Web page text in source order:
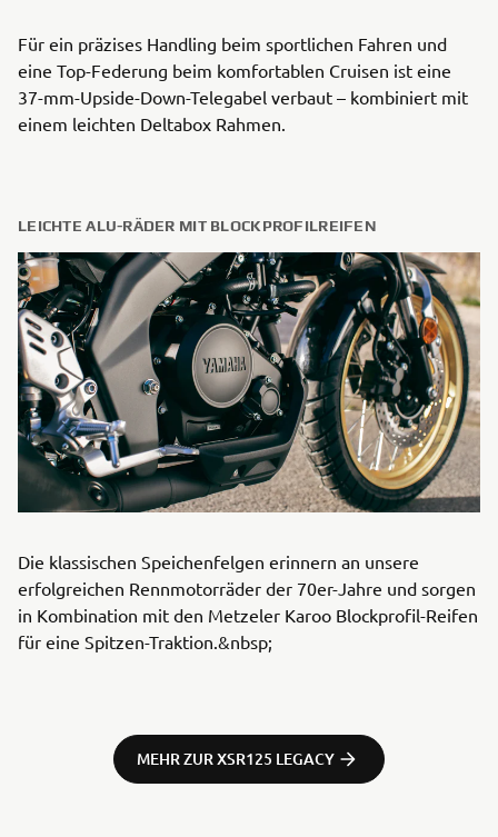
Für ein präzises Handling beim sportlichen Fahren und
eine Top-Federung beim komfortablen Cruisen ist eine
37-mm-Upside-Down-Telegabel verbaut – kombiniert mit
einem leichten Deltabox Rahmen.
LEICHTE ALU-RÄDER MIT BLOCKPROFILREIFEN
Die klassischen Speichenfelgen erinnern an unsere
erfolgreichen Rennmotorräder der 70er-Jahre und sorgen
in Kombination mit den Metzeler Karoo Blockprofil-Reifen
für eine Spitzen-Traktion.&nbsp;
MEHR ZUR XSR125 LEGACY